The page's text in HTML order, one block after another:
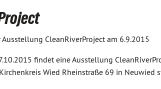
Ausstellung CleanRiverProject am 6.9.2015
findet eine Ausstellung
Wied Rheinstraße 69 in Neuwied